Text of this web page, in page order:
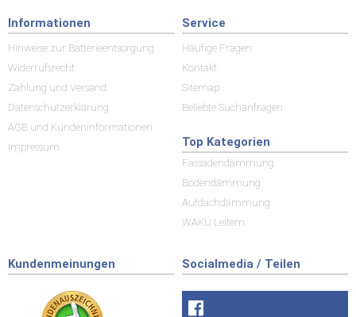
Informationen
Hinweise zur Batterieentsorgung
Widerrufsrecht
Zahlung und Versand
Datenschutzerklärung
AGB und Kundeninformationen
Impressum
Service
Häufige Fragen
Kontakt
Sitemap
Beliebte Suchanfragen
Top Kategorien
Fassadendämmung
Bodendämmung
Aufdachdämmung
WAKÜ Leitern
Kundenmeinungen Socialmedia / Teilen